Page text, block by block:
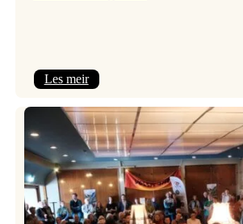
Les meir:
frå
Vossa
Jazz
om
endringar
i